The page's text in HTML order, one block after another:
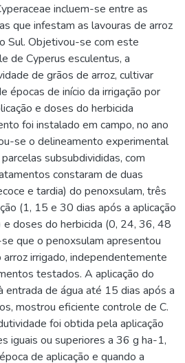
incluem-se entre as
que infestam as lavouras de arroz
Sul. Objetivou-se com este
de Cyperus esculentus, a
de grãos de arroz, cultivar
épocas de início da irrigação por
e doses do herbicida
foi instalado em campo, no ano
se o delineamento experimental
subsubdivididas, com
constaram de duas
e tardia) do penoxsulam, três
(1, 15 e 30 dias após a aplicação
doses do herbicida (0, 24, 36, 48
que o penoxsulam apresentou
irrigado, independentemente
testados. A aplicação do
entrada de água até 15 dias após a
mostrou eficiente controle de C.
foi obtida pela aplicação
iguais ou superiores a 36 g ha-1,
de aplicação e quando a